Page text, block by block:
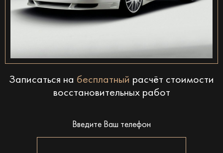
Записаться на бесплатный расчёт стоимости
восстановительных работ
Введите Ваш телефон